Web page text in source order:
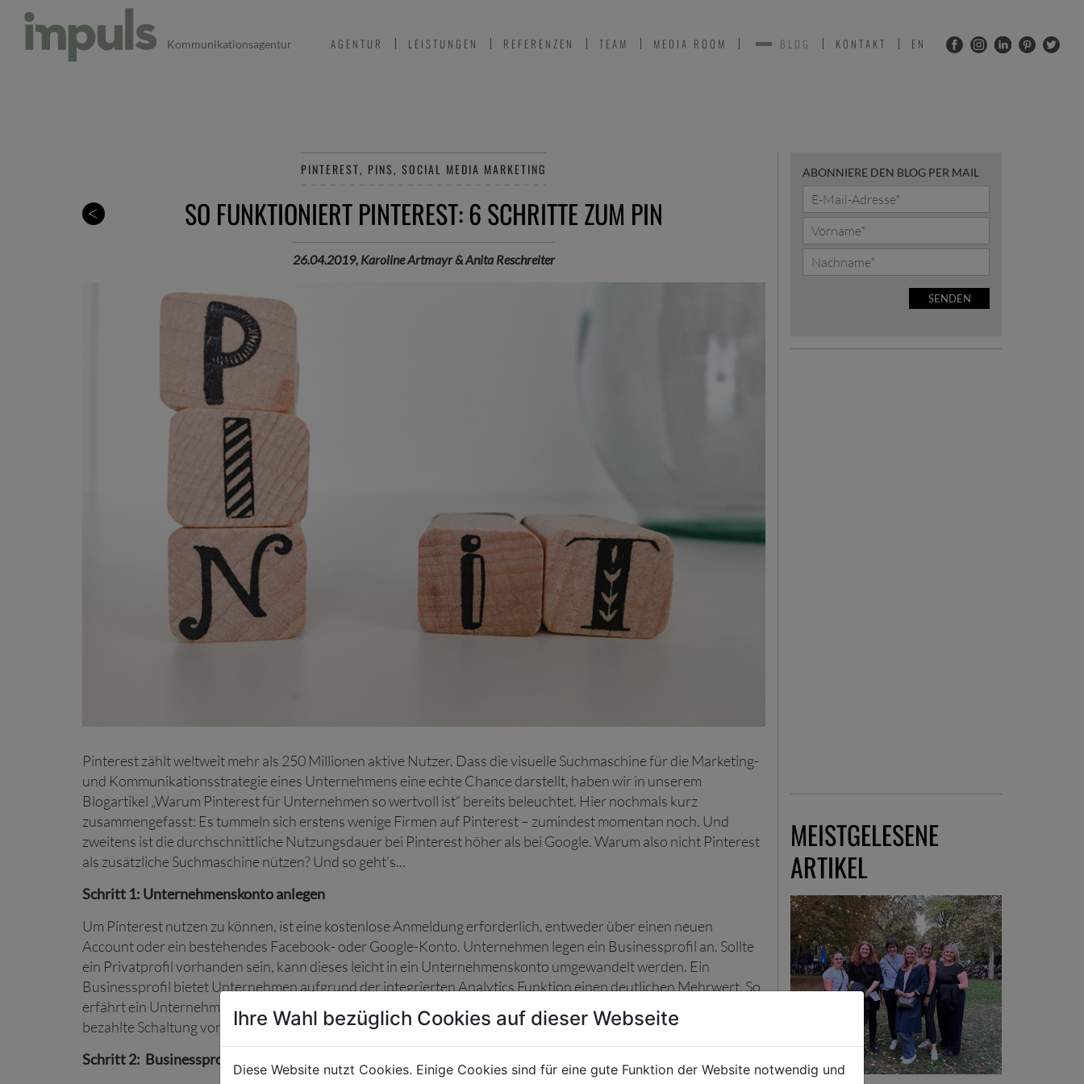
Kommunikationsagentur AGENTUR LEISTUNGEN REFERENZEN TEAM MEDIA ROOM BLOG KONTAKT EN
PINTEREST, PINS, SOCIAL MEDIA MARKETING
SO FUNKTIONIERT PINTEREST: 6 SCHRITTE ZUM PIN
26.04.2019, Karoline Artmayr & Anita Reschreiter
Pinterest zählt weltweit mehr als 250 Millionen aktive Nutzer. Dass die visuelle Suchmaschine für die Marketing-
und Kommunikationsstrategie eines Unternehmens eine echte Chance darstellt, haben wir in unserem
Blogartikel „Warum Pinterest für Unternehmen so wertvoll ist“ bereits beleuchtet. Hier nochmals kurz
zusammengefasst: Es tummeln sich erstens wenige Firmen auf Pinterest – zumindest momentan noch. Und
zweitens ist die durchschnittliche Nutzungsdauer bei Pinterest höher als bei Google. Warum also nicht Pinterest
als zusätzliche Suchmaschine nützen? Und so geht’s...
Schritt 1: Unternehmenskonto anlegen
Um Pinterest nutzen zu können, ist eine kostenlose Anmeldung erforderlich, entweder über einen neuen
Account oder ein bestehendes Facebook- oder Google-Konto. Unternehmen legen ein Businessprofil an. Sollte
ein Privatprofil vorhanden sein, kann dieses leicht in ein Unternehmenskonto umgewandelt werden. Ein
Businessprofil bietet Unternehmen aufgrund der integrierten Analytics Funktion einen deutlichen Mehrwert. So
erfährt ein Unternehmen schnell und aufschlussreich, wie erfolgreich die Pinterest-Strategie ist. Weiters ist die
bezahlte Schaltung von Anzeigen, den sogenannten Pinterest Ads, möglich.
Schritt 2: Businessprofil SEO-optimiert einrichten
ABONNIERE DEN BLOG PER MAIL
SENDEN
MEISTGELESENE
ARTIKEL
Ihre Wahl bezüglich Cookies auf dieser Webseite
Diese Website nutzt Cookies. Einige Cookies sind für eine gute Funktion der Website notwendig und